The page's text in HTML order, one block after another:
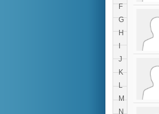
F
G
H
J
K
L
M
N